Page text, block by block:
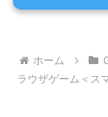
ホーム
ラウザゲーム＜ス